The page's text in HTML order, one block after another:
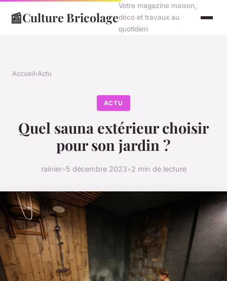
📰Culture Bricolage
Votre magazine maison,
déco et travaux au
quotidien
Accueil›Actu
ACTU
Quel sauna extérieur choisir
pour son jardin ?
rainier•5 décembre 2023•2 min de lecture